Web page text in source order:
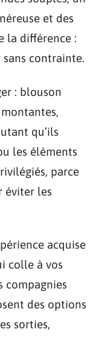
et des
la différence :
contrainte.
: blouson
qu’ils
les éléments
parce
éviter les
acquise
colle à vos
compagnies
des options
sorties,